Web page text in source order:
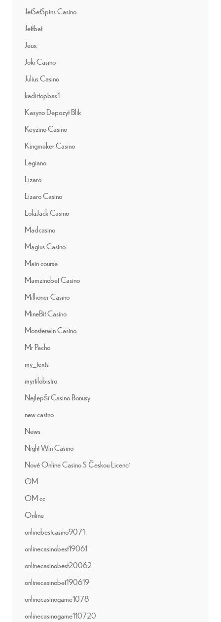
JetSetSpins Casino
Jettbet
Jeux
Joki Casino
Julius Casino
kadirtopbas1
Kasyno Depozyt Blik
Keyzino Casino
Kingmaker Casino
Legiano
Lizaro
Lizaro Casino
LolaJack Casino
Madcasino
Magius Casino
Main course
Mamzinobet Casino
Millioner Casino
MineBit Casino
Monsterwin Casino
Mr Pacho
my_texts
myrtilobistro
Nejlepší Casino Bonusy
new casino
News
Night Win Casino
Nové Online Casino S Českou Licencí
OM
OM cc
Online
onlinebestcasino9071
onlinecasinobest19061
onlinecasinobest20062
onlinecasinobet190619
onlinecasinogame1078
onlinecasinogame110720